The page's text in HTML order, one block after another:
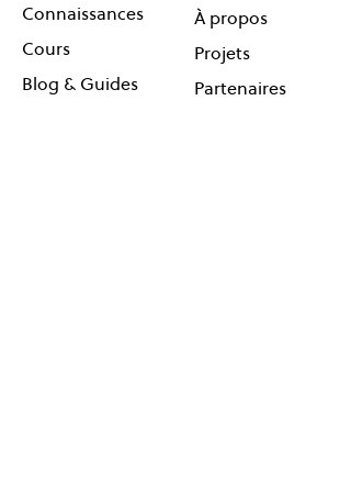
Connaissances
Cours
Blog & Guides
À propos
Projets
Partenaires